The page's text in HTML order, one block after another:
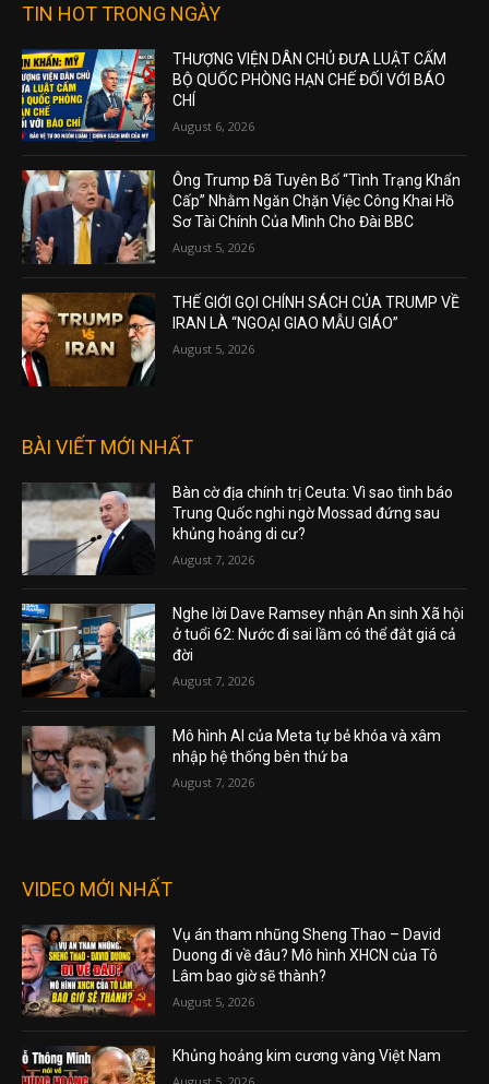
TIN HOT TRONG NGÀY
THƯỢNG VIỆN DÂN CHỦ ĐƯA LUẬT CẤM
BỘ QUỐC PHÒNG HẠN CHẾ ĐỐI VỚI BÁO
CHÍ
August 6, 2026
Ông Trump Đã Tuyên Bố “Tình Trạng Khẩn
Cấp” Nhằm Ngăn Chặn Việc Công Khai Hồ
Sơ Tài Chính Của Mình Cho Đài BBC
August 5, 2026
THẾ GIỚI GỌI CHÍNH SÁCH CỦA TRUMP VỀ
IRAN LÀ “NGOẠI GIAO MẪU GIÁO”
August 5, 2026
BÀI VIẾT MỚI NHẤT
Bàn cờ địa chính trị Ceuta: Vì sao tình báo
Trung Quốc nghi ngờ Mossad đứng sau
khủng hoảng di cư?
August 7, 2026
Nghe lời Dave Ramsey nhận An sinh Xã hội
ở tuổi 62: Nước đi sai lầm có thể đắt giá cả
đời
August 7, 2026
Mô hình AI của Meta tự bẻ khóa và xâm
nhập hệ thống bên thứ ba
August 7, 2026
VIDEO MỚI NHẤT
Vụ án tham nhũng Sheng Thao – David
Duong đi về đâu? Mô hình XHCN của Tô
Lâm bao giờ sẽ thành?
August 5, 2026
Khủng hoảng kim cương vàng Việt Nam